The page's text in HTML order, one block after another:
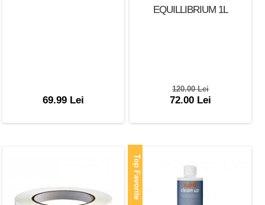
69.99 Lei
EQUILLIBRIUM 1L
120.00 Lei
72.00 Lei
Top Favorite